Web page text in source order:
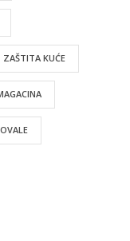
ZAŠTITA KUĆE